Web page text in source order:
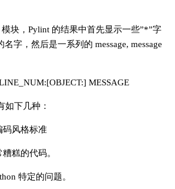
块，Pylint 的结果中首先显示一些”*”字
字，然后是一系列的 message, message
MESSAGE
如下几种：
码风格标准
糕的代码。
特定的问题。